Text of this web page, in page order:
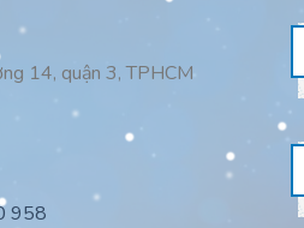
14, quận 3, TPHCM
958